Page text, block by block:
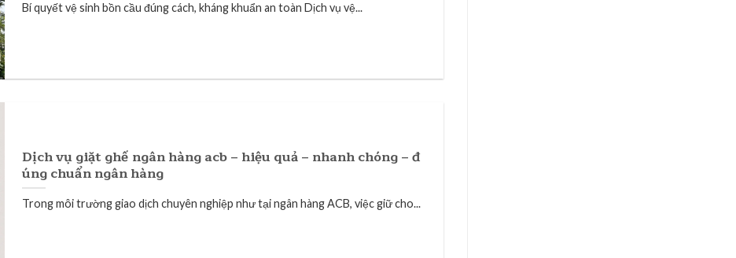
Bí quyết vệ sinh bồn cầu đúng cách, kháng khuẩn an toàn Dịch vụ vệ...
Dịch vụ giặt ghế ngân hàng acb – hiệu quả – nhanh chóng – đ
úng chuẩn ngân hàng
Trong môi trường giao dịch chuyên nghiệp như tại ngân hàng ACB, việc giữ cho...